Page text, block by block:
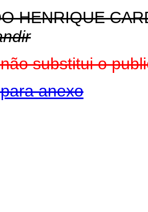
HENRIQUE
substitui o
anexo